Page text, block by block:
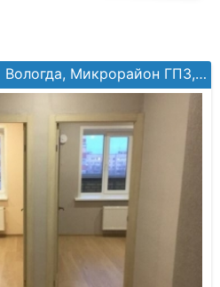
Вологда, Микрорайон ГПЗ, Зеленый город, №1а